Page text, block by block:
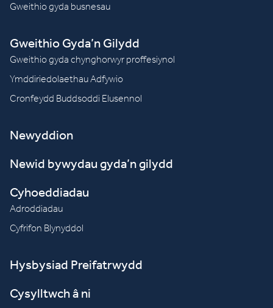
Gweithio gyda busnesau
Gweithio Gyda’n Gilydd
Gweithio gyda chynghorwyr proffesiynol
Ymddiriedolaethau Adfywio
Cronfeydd Buddsoddi Elusennol
Newyddion
Newid bywydau gyda’n gilydd
Cyhoeddiadau
Adroddiadau
Cyfrifon Blynyddol
Hysbysiad Preifatrwydd
Cysylltwch â ni